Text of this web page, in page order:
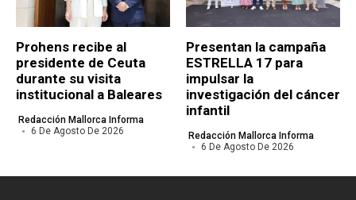
Prohens recibe al
presidente de Ceuta
durante su visita
institucional a Baleares
Redacción Mallorca Informa
6 De Agosto De 2026
Presentan la campaña
ESTRELLA 17 para
impulsar la
investigación del cáncer
infantil
Redacción Mallorca Informa
6 De Agosto De 2026